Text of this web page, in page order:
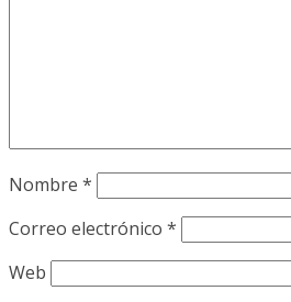
Nombre *
Correo electrónico *
Web